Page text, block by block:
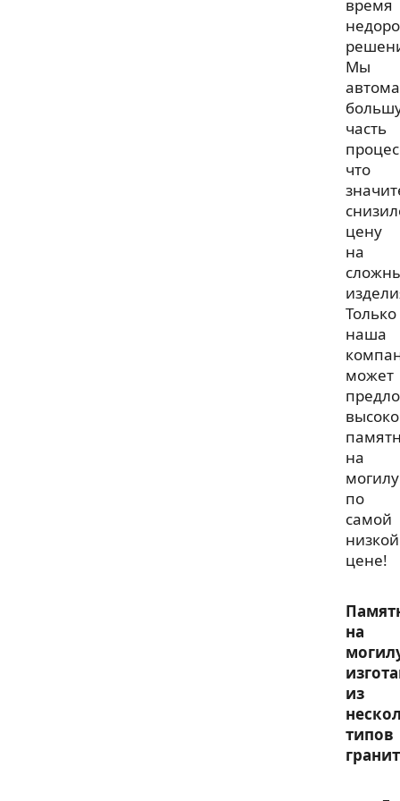
время
Мы
часть
что
цену
на
Только
наша
может
на
могилу
по
самой
низкой
цене!
на
из
типов